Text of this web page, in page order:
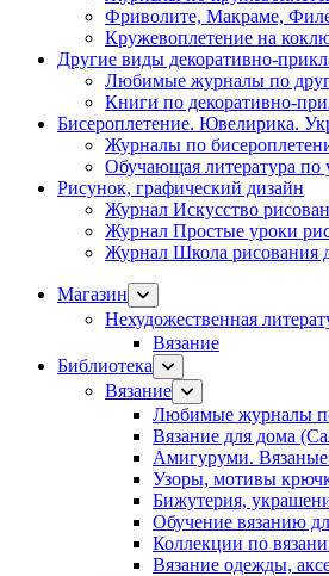
Фриволите, Макраме,
Кружевоплетение на
Другие виды декоративно-
Любимые журналы по
Книги по декоративно-
Бисероплетение. Ювелирика.
Журналы по
Обучающая литература по
Рисунок, графический дизайн
Журнал Искусство
Журнал Простые уроки
Журнал Школа рисования
Магазин
Нехудожественная
Вязание
Библиотека
Вязание
Любимые журналы
Вязание для дома
Амигуруми.
Узоры, мотивы
Бижутерия,
Обучение вязанию
Коллекции по
Вязание одежды,